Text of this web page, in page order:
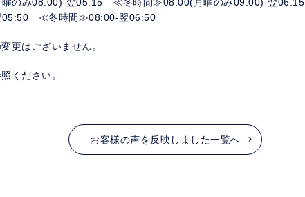
05:50 ≪冬時間≫08:00-翌06:50
更はございません。
ください。
お客様の声を反映しました一覧へ